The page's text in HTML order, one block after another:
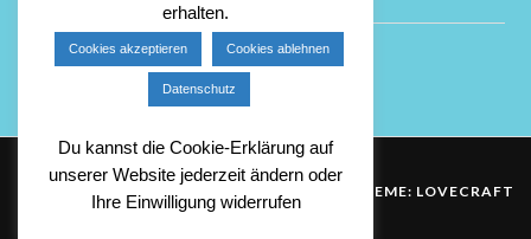
PROUDLY POWERED BY WORDPRESS &
THEME: LOVECRAFT
VON
erhalten.
Cookies akzeptieren Cookies ablehnen
Datenschutz
Du kannst die Cookie-Erklärung auf
unserer Website jederzeit ändern oder
Ihre Einwilligung widerrufen